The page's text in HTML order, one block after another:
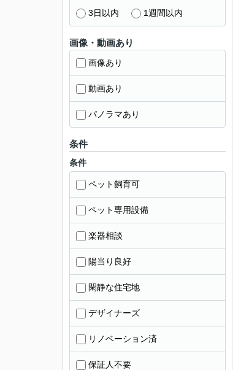
3日以内 1週間以内
画像・動画あり
画像あり
動画あり
パノラマあり
条件
条件
ペット飼育可
ペット専用設備
楽器相談
陽当り良好
閑静な住宅地
デザイナーズ
リノベーション済
保証人不要